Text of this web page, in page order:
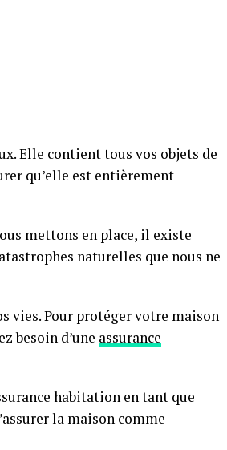
Elle contient tous vos objets de
qu’elle est entièrement
mettons en place, il existe
naturelles que nous ne
vies. Pour protéger votre maison
besoin d’une assurance
habitation en tant que
la maison comme